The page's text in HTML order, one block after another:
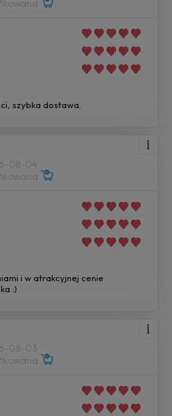
szybka dostawa.
08-04
i w atrakcyjnej cenie
:)
08-03